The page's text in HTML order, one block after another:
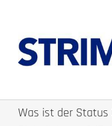
Was ist der Status